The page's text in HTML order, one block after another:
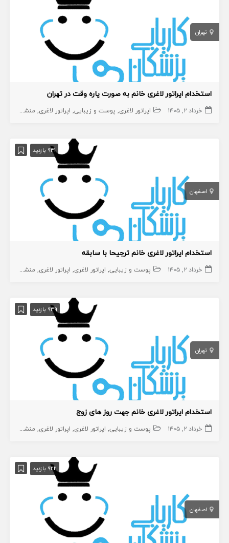
تهران
استخدام اپراتور لاغری خانم به صورت پاره وقت در تهران
خرداد ۲, ۱۴۰۵ اپراتور لاغری پوست و زیبایی اپراتور لاغری منشی،اپراتور،دستیار
941 بازدید
اصفهان
استخدام اپراتور لاغری خانم ترجیحا با سابقه
خرداد ۲, ۱۴۰۵ پوست و زیبایی اپراتور لاغری اپراتور لاغری منشی،اپراتور،دستیار
939 بازدید
تهران
استخدام اپراتور لاغری خانم جهت روز های زوج
خرداد ۲, ۱۴۰۵ پوست و زیبایی اپراتور لاغری اپراتور لاغری منشی،اپراتور،دستیار
922 بازدید
اصفهان